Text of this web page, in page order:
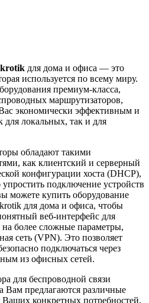
для дома и офиса — это
используется по всему миру.
премиум-класса,
маршрутизаторов,
экономически эффективным и
локальных, так и для
обладают такими
как клиентский и серверный
конфигурации хоста (DHCP),
подключение устройств
можете купить оборудование
для дома и офиса, чтобы
веб-интерфейс для
более сложные параметры,
сеть (VPN). Это позволяет
подключаться через
из офисных сетей.
для беспроводной связи
предлагаются различные
конкретных потребностей.